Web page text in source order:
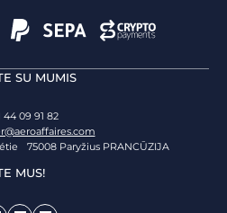
SU MUMIS
44 09 91 82
75008 Paryžius PRANCŪZIJA
MUS!